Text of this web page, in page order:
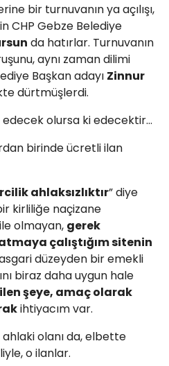
bir turnuvanın ya açılışı,
CHP Gebze Belediye
da hatırlar. Turnuvanın
aynı zaman dilimi
Başkan adayı Zinnur
dürtmüşlerdi.
edecek olursa ki edecektir…
birinde ücretli ilan
ahlaksızlıktır” diye
kirliliğe naçizane
olmayan, gerek
çalıştığım sitenin
düzeyden bir emekli
biraz daha uygun hale
şeye, amaç olarak
ihtiyacım var.
olanı da, elbette
o ilanlar.